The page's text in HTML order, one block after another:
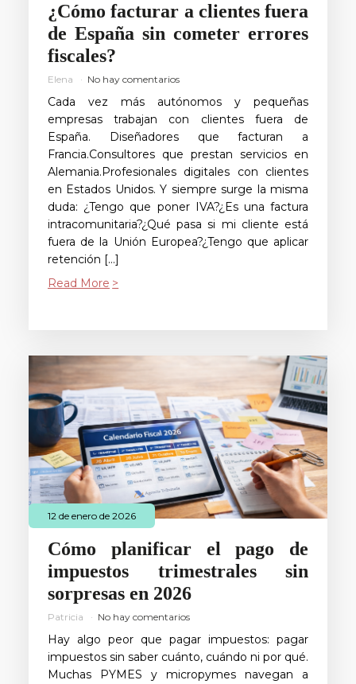
¿Cómo facturar a clientes fuera
de España sin cometer errores
fiscales?
Elena No hay comentarios
Cada vez más autónomos y pequeñas
empresas trabajan con clientes fuera de
España. Diseñadores que facturan a
Francia.Consultores que prestan servicios en
Alemania.Profesionales digitales con clientes
en Estados Unidos. Y siempre surge la misma
duda: ¿Tengo que poner IVA?¿Es una factura
intracomunitaria?¿Qué pasa si mi cliente está
fuera de la Unión Europea?¿Tengo que aplicar
retención […]
Read More
12 de enero de 2026
Cómo planificar el pago de
impuestos trimestrales sin
sorpresas en 2026
Patricia No hay comentarios
Hay algo peor que pagar impuestos: pagar
impuestos sin saber cuánto, cuándo ni por qué.
Muchas PYMES y micropymes navegan a